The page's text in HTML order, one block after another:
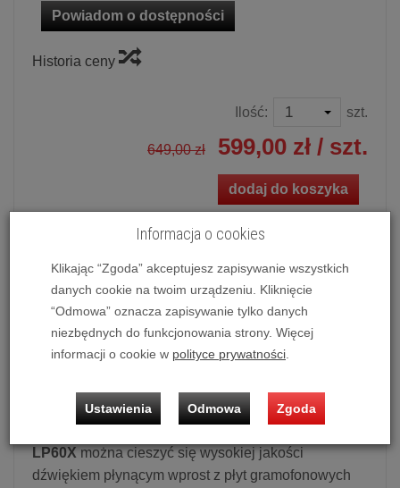
Powiadom o dostępności
Historia ceny
Ilość: szt.
649,00 zł 599,00 zł / szt.
dodaj do koszyka
Gramofon Audio-Technica AT-LP60X (Czarny)
Możliwość zakupu produktu w bezpłatnym systemie
ratalnym 0% na 10 miesięcy.
Gramofon Audio-Technica AT-LP60X
LP60Xmożna cieszyć się wysokiej jakości
dźwiękiem płynącym wprost z płyt gramofonowych
Informacja o cookies
Klikając “Zgoda” akceptujesz zapisywanie wszystkich
danych cookie na twoim urządzeniu. Kliknięcie
“Odmowa” oznacza zapisywanie tylko danych
niezbędnych do funkcjonowania strony. Więcej
informacji o cookie w polityce prywatności.
Ustawienia Odmowa Zgoda